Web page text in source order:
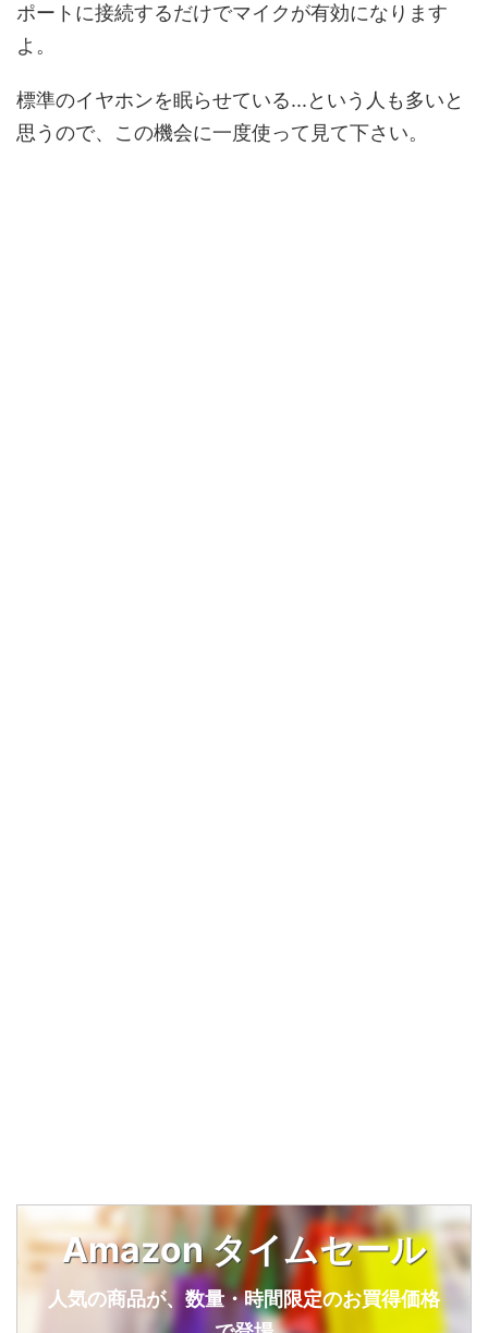
ポートに接続するだけでマイクが有効になります
よ。
標準のイヤホンを眠らせている...という人も多いと
思うので、この機会に一度使って見て下さい。
Amazon タイムセール
人気の商品が、数量・時間限定のお買得価格